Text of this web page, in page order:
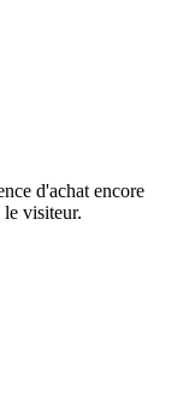
d'achat encore
visiteur.